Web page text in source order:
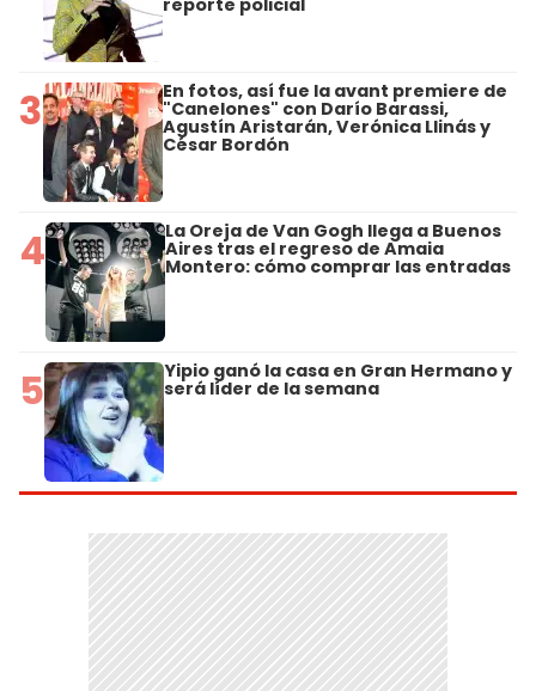
reporte policial
3 En fotos, así fue la avant premiere de
"Canelones" con Darío Barassi,
Agustín Aristarán, Verónica Llinás y
César Bordón
4 La Oreja de Van Gogh llega a Buenos
Aires tras el regreso de Amaia
Montero: cómo comprar las entradas
5 Yipio ganó la casa en Gran Hermano y
será líder de la semana